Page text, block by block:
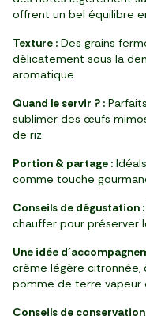
offrent un bel équilibre
Texture : Des grains
délicatement sous la
aromatique.
Quand le servir ? :
sublimer des œufs
de riz.
Portion & partage :
comme touche
Conseils de dégustation :
chauffer pour préserver
Une idée
crème légère citronnée,
pomme de terre vapeur
Conseils de conservation